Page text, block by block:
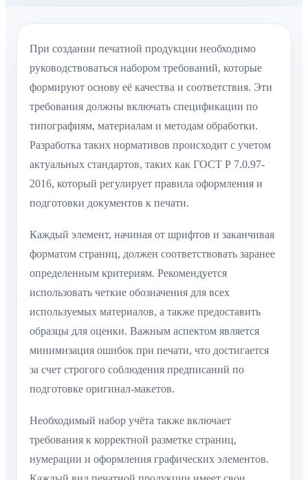
При создании печатной продукции необходимо
руководствоваться набором требований, которые
формируют основу её качества и соответствия. Эти
требования должны включать спецификации по
типографиям, материалам и методам обработки.
Разработка таких нормативов происходит с учетом
актуальных стандартов, таких как ГОСТ Р 7.0.97-
2016, который регулирует правила оформления и
подготовки документов к печати.
Каждый элемент, начиная от шрифтов и заканчивая
форматом страниц, должен соответствовать заранее
определенным критериям. Рекомендуется
использовать четкие обозначения для всех
используемых материалов, а также предоставить
образцы для оценки. Важным аспектом является
минимизация ошибок при печати, что достигается
за счет строгого соблюдения предписаний по
подготовке оригинал-макетов.
Необходимый набор учёта также включает
требования к корректной разметке страниц,
нумерации и оформления графических элементов.